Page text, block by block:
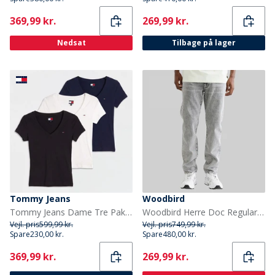
Current
369,99 kr.
Nedsat
Current
269,99 kr.
Tilbage på lager
Tommy Jeans
Tommy Jeans Dame Tre Pak V-hals T-shirts Sort/Ecru/Dark Night Navy
Vejl. pris599,99 kr.
Spare230,00 kr.
Current
369,99 kr.
Woodbird
Woodbird Herre Doc Regular Tapered Jeans Grå
Vejl. pris749,99 kr.
Spare480,00 kr.
Current
269,99 kr.